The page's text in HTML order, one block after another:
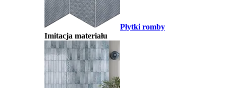
Płytki romby
Imitacja materiału